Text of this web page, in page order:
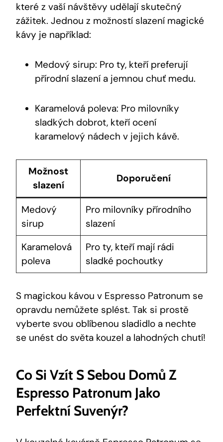
které z vaší návštěvy udělají skutečný
zážitek. Jednou z možností slazení magické
kávy je například:
Medový sirup: Pro ty, kteří preferují
přírodní slazení a jemnou chuť medu.
Karamelová poleva: Pro milovníky
sladkých dobrot, kteří ocení
karamelový nádech v jejich kávě.
Možnost
slazení
Doporučení
Medový
sirup
Pro milovníky přírodního
slazení
Karamelová
poleva
Pro ty, kteří mají rádi
sladké pochoutky
S magickou kávou v Espresso Patronum se
opravdu nemůžete splést. Tak si prostě
vyberte svou oblíbenou sladidlo a nechte
se unést do světa kouzel a lahodných chutí!
Co Si Vzít S Sebou Domů Z
Espresso Patronum Jako
Perfektní Suvenýr?